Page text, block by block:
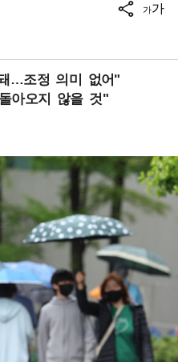
가가
…조정 의미 없어"
아오지 않을 것"